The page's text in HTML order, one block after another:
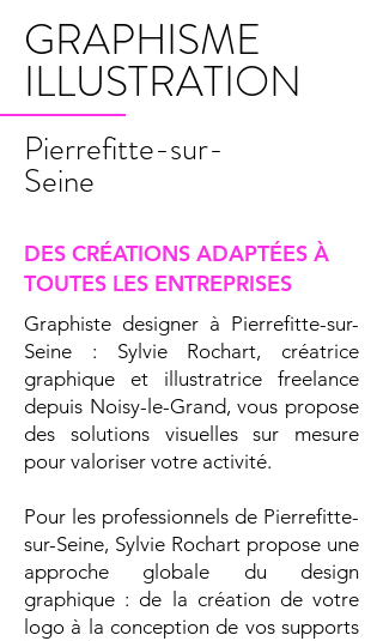
GRAPHISME
ILLUSTRATION
Pierrefitte-sur-
Seine
DES CRÉATIONS ADAPTÉES À
TOUTES LES ENTREPRISES
Graphiste designer à Pierrefitte-sur-
Seine : Sylvie Rochart, créatrice
graphique et illustratrice freelance
depuis Noisy-le-Grand, vous propose
des solutions visuelles sur mesure
pour valoriser votre activité.
Pour les professionnels de Pierrefitte-
sur-Seine, Sylvie Rochart propose une
approche globale du design
graphique : de la création de votre
logo à la conception de vos supports